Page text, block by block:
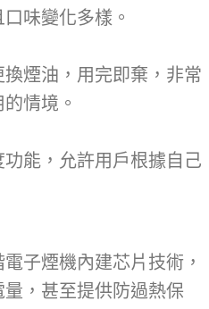
味變化多樣。
煙油，用完即棄，非常
情境。
能，允許用戶根據自己
電子煙機內建芯片技術，
，甚至提供防過熱保